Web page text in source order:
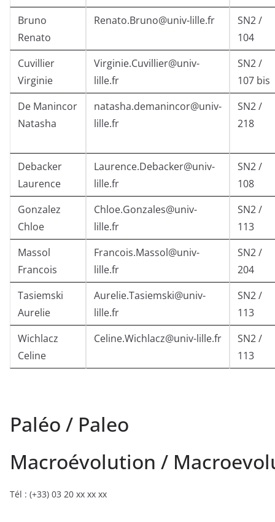
Bruno
Renato
Renato.Bruno@univ-lille.fr
SN2 /
104
Cuvillier
Virginie
Virginie.Cuvillier@univ-
lille.fr
SN2 /
107 bis
De Manincor
Natasha
natasha.demanincor@univ-
lille.fr
SN2 /
218
Debacker
Laurence
Laurence.Debacker@univ-
lille.fr
SN2 /
108
Gonzalez
Chloe
Chloe.Gonzales@univ-
lille.fr
SN2 /
113
Massol
Francois
Francois.Massol@univ-
lille.fr
SN2 /
204
Tasiemski
Aurelie
Aurelie.Tasiemski@univ-
lille.fr
SN2 /
113
Wichlacz
Celine
Celine.Wichlacz@univ-lille.fr
SN2 /
113
Paléo / Paleo
Macroévolution /
Tél : (+33) 03 20 xx xx xx